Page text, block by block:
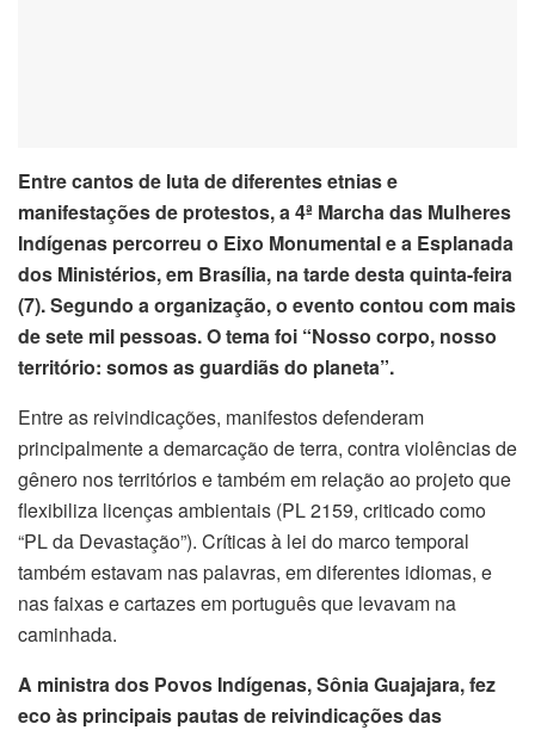
panel
Panel
panel
Panel
panel
panel
Panel
panel
panel
Entre cantos de luta de diferentes etnias e
manifestações de protestos, a 4ª Marcha das Mulheres
Indígenas percorreu o Eixo Monumental e a Esplanada
dos Ministérios, em Brasília, na tarde desta quinta-feira
(7). Segundo a organização, o evento contou com mais
de sete mil pessoas. O tema foi “Nosso corpo, nosso
território: somos as guardiãs do planeta”.
Entre as reivindicações, manifestos defenderam
principalmente a demarcação de terra, contra violências de
gênero nos territórios e também em relação ao projeto que
flexibiliza licenças ambientais (PL 2159, criticado como
“PL da Devastação”). Críticas à lei do marco temporal
também estavam nas palavras, em diferentes idiomas, e
nas faixas e cartazes em português que levavam na
caminhada.
A ministra dos Povos Indígenas, Sônia Guajajara, fez
eco às principais pautas de reivindicações das